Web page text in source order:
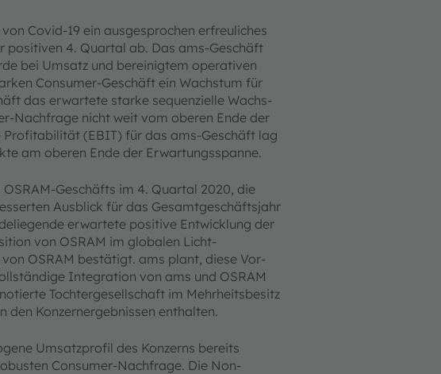
Covid-19 ein ausgesprochen erfreuliches
positiven 4. Quartal ab. Das ams-Geschäft
bei Umsatz und bereinigtem operativen
Consumer-Geschäft ein Wachstum für
das erwartete starke sequenzielle Wachs­
Nachfrage nicht weit vom oberen Ende der
(EBIT) für das ams-Geschäft lag
am oberen Ende der Erwartungsspanne.
Geschäfts im 4. Quartal 2020, die
Ausblick für das Gesamtgeschäfts­jahr
erwartete positive Entwicklung der
von OSRAM im globalen Licht­
OSRAM bestätigt. ams plant, diese Vor­
Integration von ams und OSRAM
Tochtergesellschaft im Mehrheits­besitz
den Konzernergebnissen enthalten.
Umsatzprofil des Konzerns bereits
Consumer-Nachfrage. Die Non-